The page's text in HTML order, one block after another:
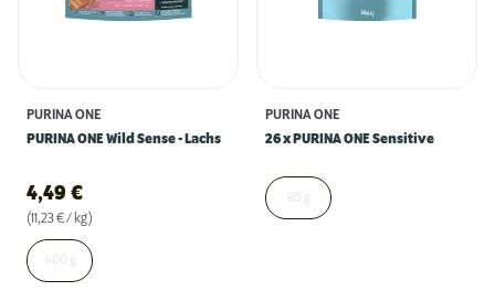
PURINA ONE
PURINA ONE Wild Sense - Lachs
4,49 €
(11,23 € / kg)
PURINA ONE
26 x PURINA ONE Sensitive